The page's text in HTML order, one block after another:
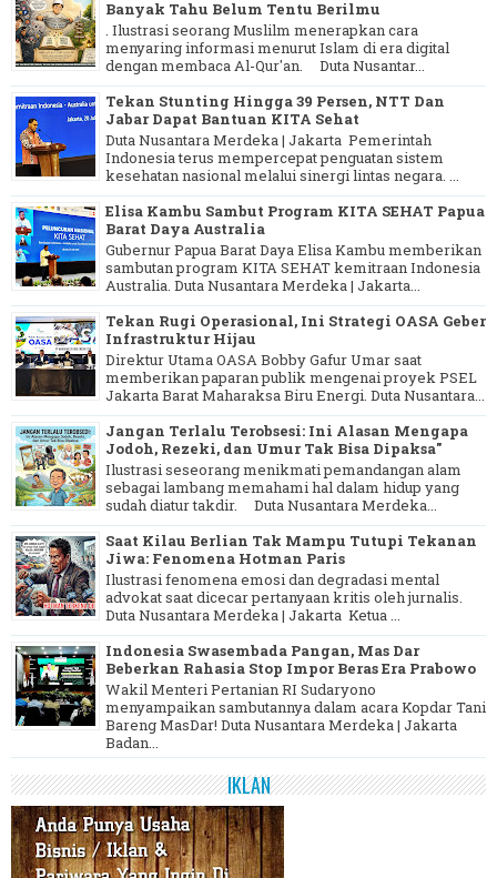
Banyak Tahu Belum Tentu Berilmu
. Ilustrasi seorang Muslilm menerapkan cara
menyaring informasi menurut Islam di era digital
dengan membaca Al-Qur'an. Duta Nusantar...
Tekan Stunting Hingga 39 Persen, NTT Dan
Jabar Dapat Bantuan KITA Sehat
Duta Nusantara Merdeka | Jakarta Pemerintah
Indonesia terus mempercepat penguatan sistem
kesehatan nasional melalui sinergi lintas negara. ...
Elisa Kambu Sambut Program KITA SEHAT Papua
Barat Daya Australia
Gubernur Papua Barat Daya Elisa Kambu memberikan
sambutan program KITA SEHAT kemitraan Indonesia
Australia. Duta Nusantara Merdeka | Jakarta...
Tekan Rugi Operasional, Ini Strategi OASA Geber
Infrastruktur Hijau
Direktur Utama OASA Bobby Gafur Umar saat
memberikan paparan publik mengenai proyek PSEL
Jakarta Barat Maharaksa Biru Energi. Duta Nusantara...
Jangan Terlalu Terobsesi: Ini Alasan Mengapa
Jodoh, Rezeki, dan Umur Tak Bisa Dipaksa"
Ilustrasi seseorang menikmati pemandangan alam
sebagai lambang memahami hal dalam hidup yang
sudah diatur takdir. Duta Nusantara Merdeka...
Saat Kilau Berlian Tak Mampu Tutupi Tekanan
Jiwa: Fenomena Hotman Paris
Ilustrasi fenomena emosi dan degradasi mental
advokat saat dicecar pertanyaan kritis oleh jurnalis.
Duta Nusantara Merdeka | Jakarta Ketua ...
Indonesia Swasembada Pangan, Mas Dar
Beberkan Rahasia Stop Impor Beras Era Prabowo
Wakil Menteri Pertanian RI Sudaryono
menyampaikan sambutannya dalam acara Kopdar Tani
Bareng MasDar! Duta Nusantara Merdeka | Jakarta
Badan...
IKLAN